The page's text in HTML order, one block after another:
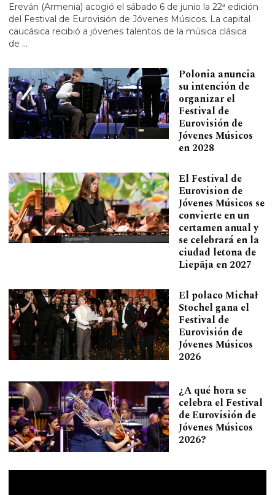
Ereván (Armenia) acogió el sábado 6 de junio la 22ª edición
del Festival de Eurovisión de Jóvenes Músicos. La capital
caucásica recibió a jóvenes talentos de la música clásica
de …
Polonia anuncia
su intención de
organizar el
Festival de
Eurovisión de
Jóvenes Músicos
en 2028
El Festival de
Eurovision de
Jóvenes Músicos se
convierte en un
certamen anual y
se celebrará en la
ciudad letona de
Liepāja en 2027
El polaco Michał
Stochel gana el
Festival de
Eurovisión de
Jóvenes Músicos
2026
¿A qué hora se
celebra el Festival
de Eurovisión de
Jóvenes Músicos
2026?